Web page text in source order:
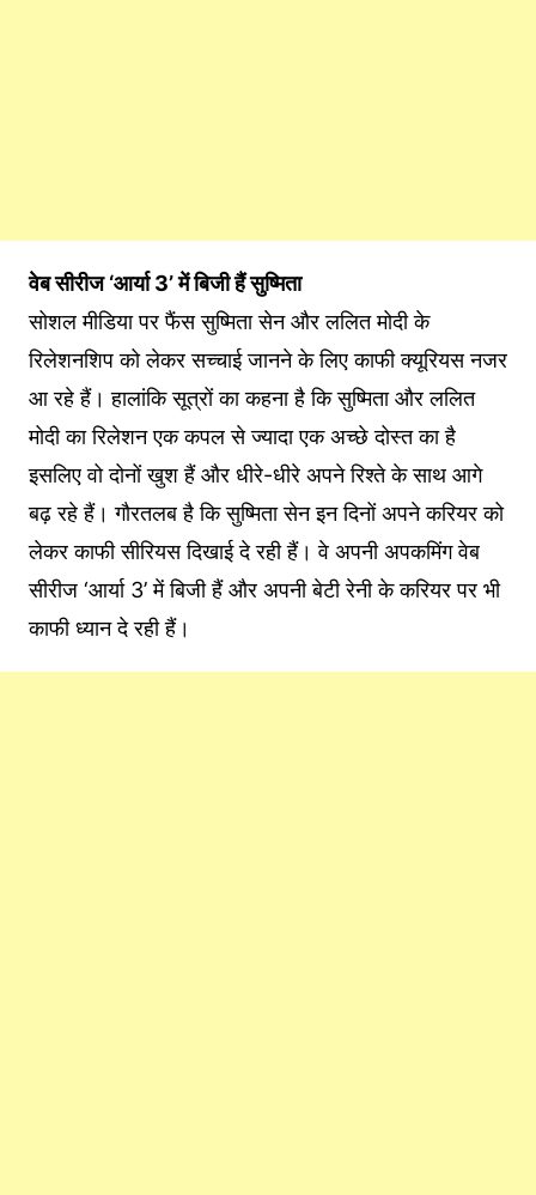
वेब सीरीज ‘आर्या 3’ में बिजी हैं सुष्मिता
सोशल मीडिया पर फैंस सुष्मिता सेन और ललित मोदी के
रिलेशनशिप को लेकर सच्चाई जानने के लिए काफी क्यूरियस नजर
आ रहे हैं। हालांकि सूत्रों का कहना है कि सुष्मिता और ललित
मोदी का रिलेशन एक कपल से ज्यादा एक अच्छे दोस्त का है
इसलिए वो दोनों खुश हैं और धीरे-धीरे अपने रिश्ते के साथ आगे
बढ़ रहे हैं। गौरतलब है कि सुष्मिता सेन इन दिनों अपने करियर को
लेकर काफी सीरियस दिखाई दे रही हैं। वे अपनी अपकमिंग वेब
सीरीज ‘आर्या 3’ में बिजी हैं और अपनी बेटी रेनी के करियर पर भी
काफी ध्यान दे रही हैं।